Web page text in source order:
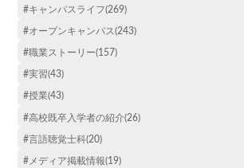
#キャンパスライフ(269)
#オープンキャンパス(243)
#職業ストーリー(157)
#実習(43)
#授業(43)
#高校既卒入学者の紹介(26)
#言語聴覚士科(20)
#メディア掲載情報(19)